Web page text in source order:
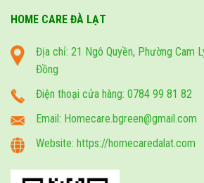
HOME CARE ĐÀ LẠT
Địa chỉ: 21 Ngô Quyền, Phường Cam
Đồng
Điện thoại cửa hàng: 0784 99 81 82
Email: Homecare.bgreen@gmail.com
Website: https://homecaredalat.com